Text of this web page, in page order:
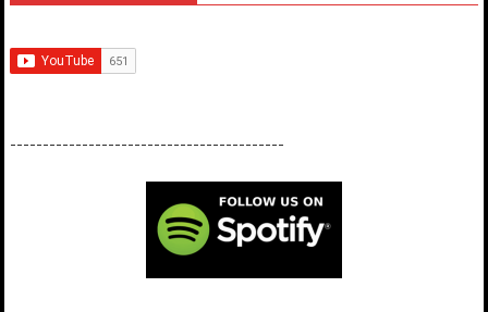
------------------------------------------